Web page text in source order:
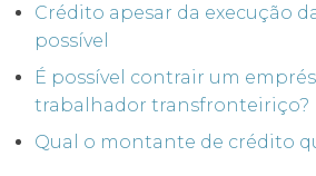
Crédito apesar da execução
possível
É possível contrair um
trabalhador transfronteiriço?
Qual o montante de crédito